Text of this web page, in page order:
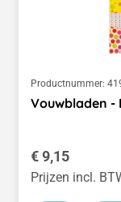
Productnummer:
Vouwbladen -
Normale prijs:
€ 9,15
Prijzen incl.